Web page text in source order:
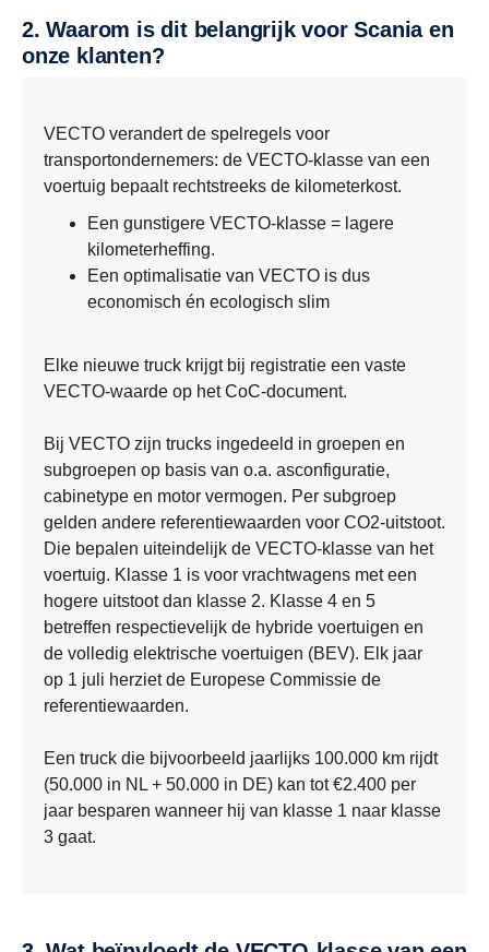
2. Waarom is dit belangrijk voor Scania en
onze klanten?
VECTO verandert de spelregels voor
transportondernemers: de VECTO-klasse van een
voertuig bepaalt rechtstreeks de kilometerkost.
Een gunstigere VECTO-klasse = lagere
kilometerheffing.
Een optimalisatie van VECTO is dus
economisch én ecologisch slim
Elke nieuwe truck krijgt bij registratie een vaste
VECTO-waarde op het CoC-document.
Bij VECTO zijn trucks ingedeeld in groepen en
subgroepen op basis van o.a. asconfiguratie,
cabinetype en motor vermogen. Per subgroep
gelden andere referentiewaarden voor CO2-uitstoot.
Die bepalen uiteindelijk de VECTO-klasse van het
voertuig. Klasse 1 is voor vrachtwagens met een
hogere uitstoot dan klasse 2. Klasse 4 en 5
betreffen respectievelijk de hybride voertuigen en
de volledig elektrische voertuigen (BEV). Elk jaar
op 1 juli herziet de Europese Commissie de
referentiewaarden.
Een truck die bijvoorbeeld jaarlijks 100.000 km rijdt
(50.000 in NL + 50.000 in DE) kan tot €2.400 per
jaar besparen wanneer hij van klasse 1 naar klasse
3 gaat.